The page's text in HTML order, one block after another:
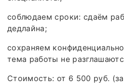
соблюдаем сроки: сдаём
дедлайна;
сохраняем
тема работы не
Стоимость: от 6 500 руб.